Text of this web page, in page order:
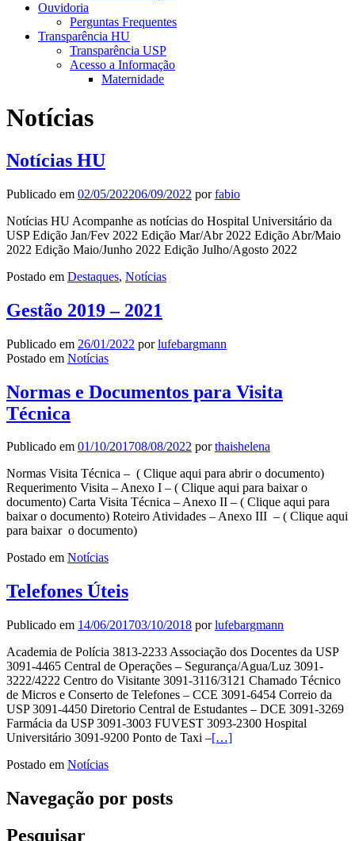
Ouvidoria
Perguntas Frequentes
Transparência HU
Transparência USP
Acesso a Informação
Maternidade
Notícias
Notícias HU
Publicado em 02/05/202206/09/2022 porfabio
Notícias HU Acompanhe as notícias do Hospital Universitário da
USP Edição Jan/Fev 2022 Edição Mar/Abr 2022 Edição Abr/Maio
2022 Edição Maio/Junho 2022 Edição Julho/Agosto 2022
Postado em Destaques, Notícias
Gestão 2019 – 2021
Publicado em 26/01/2022 porlufebargmann
Postado em Notícias
Normas e Documentos para Visita
Técnica
Publicado em 01/10/201708/08/2022 porthaishelena
Normas Visita Técnica – ( Clique aqui para abrir o documento)
Requerimento Visita – Anexo I – ( Clique aqui para baixar o
documento) Carta Visita Técnica – Anexo II – ( Clique aqui para
baixar o documento) Roteiro Atividades – Anexo III – ( Clique aqui
para baixar o documento)
Postado em Notícias
Telefones Úteis
Publicado em 14/06/201703/10/2018 porlufebargmann
Academia de Polícia 3813-2233 Associação dos Docentes da USP
3091-4465 Central de Operações – Segurança/Agua/Luz 3091-
3222/4222 Centro do Visitante 3091-3116/3121 Chamado Técnico
de Micros e Conserto de Telefones – CCE 3091-6454 Correio da
USP 3091-4450 Diretorio Central de Estudantes – DCE 3091-3269
Farmácia da USP 3091-3003 FUVEST 3093-2300 Hospital
Universitário 3091-9200 Ponto de Taxi –[…]
Postado em Notícias
Navegação por posts
Pesquisar